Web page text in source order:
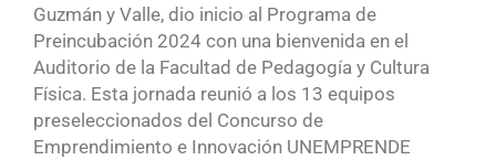
Guzmán y Valle, dio inicio al Programa de
Preincubación 2024 con una bienvenida en el
Auditorio de la Facultad de Pedagogía y Cultura
Física. Esta jornada reunió a los 13 equipos
preseleccionados del Concurso de
Emprendimiento e Innovación UNEMPRENDE